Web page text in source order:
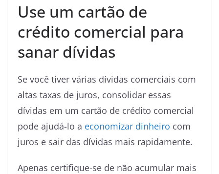
Use um cartão de
crédito comercial para
sanar dívidas
Se você tiver várias dívidas comerciais com
altas taxas de juros, consolidar essas
dívidas em um cartão de crédito comercial
pode ajudá-lo a economizar dinheiro com
juros e sair das dívidas mais rapidamente.
Apenas certifique-se de não acumular mais